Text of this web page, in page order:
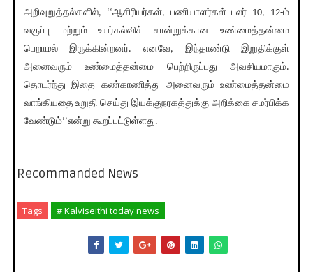
அறிவுறுத்தல்களில், ‘‘ஆசிரியர்கள், பணியாளர்கள் பலர் 10, 12-ம்
வகுப்பு மற்றும் உயர்கல்விச் சான்றுக்கான உண்மைத்தன்மை
பெறாமல் இருக்கின்றனர். எனவே, இந்தாண்டு இறுதிக்குள்
அனைவரும் உண்மைத்தன்மை பெற்றிருப்பது அவசியமாகும்.
தொடர்ந்து இதை கண்காணித்து அனைவரும் உண்மைத்தன்மை
வாங்கியதை உறுதி செய்து இயக்குநரகத்துக்கு அறிக்கை சமர்பிக்க
வேண்டும்’’என்று கூறப்பட்டுள்ளது.
Recommanded News
Tags # Kalviseithi today news